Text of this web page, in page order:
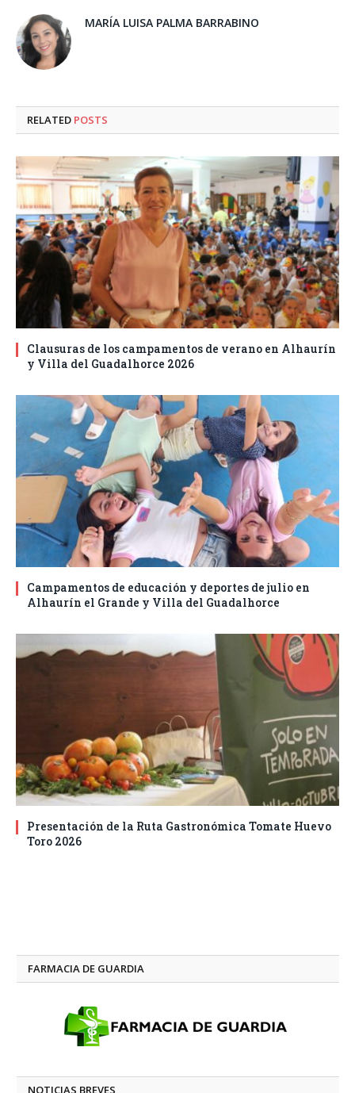
MARÍA LUISA PALMA BARRABINO
RELATED POSTS
Clausuras de los campamentos de verano en Alhaurín
y Villa del Guadalhorce 2026
Campamentos de educación y deportes de julio en
Alhaurín el Grande y Villa del Guadalhorce
Presentación de la Ruta Gastronómica Tomate Huevo
Toro 2026
FARMACIA DE GUARDIA